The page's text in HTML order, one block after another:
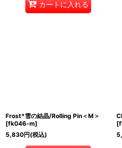
カートに入れる
Frost*雪の結晶/Rolling Pin＜M＞
[fk046-m]
5,830円(税込)
[